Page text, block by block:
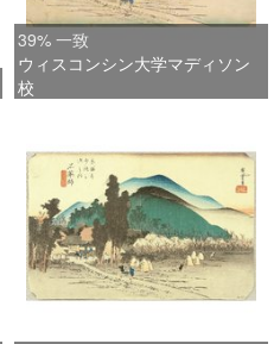
39% 一致
ウィスコンシン大学マディソン
校